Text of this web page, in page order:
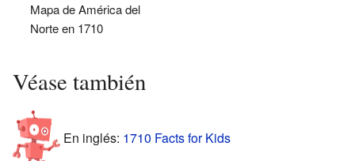
Mapa de América del
Norte en 1710
Véase también
En inglés: 1710 Facts for Kids